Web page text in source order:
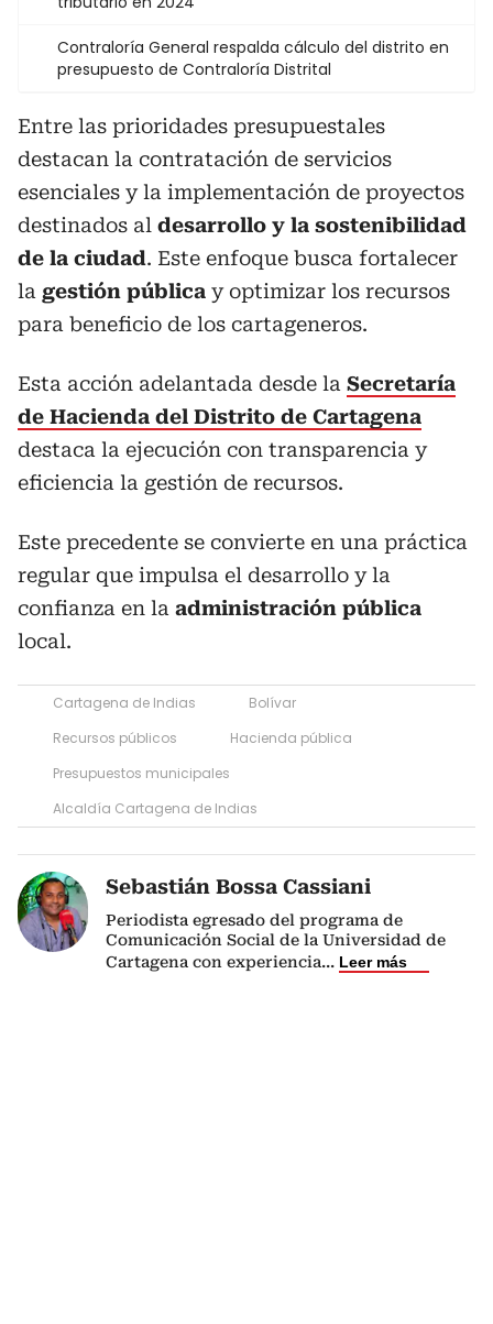
Contraloría General respalda cálculo del distrito en
presupuesto de Contraloría Distrital
Entre las prioridades presupuestales
destacan la contratación de servicios
esenciales y la implementación de proyectos
destinados al desarrollo y la sostenibilidad
de la ciudad. Este enfoque busca fortalecer
la gestión pública y optimizar los recursos
para beneficio de los cartageneros.
Esta acción adelantada desde la Secretaría
de Hacienda del Distrito de Cartagena
destaca la ejecución con transparencia y
eficiencia la gestión de recursos.
Este precedente se convierte en una práctica
regular que impulsa el desarrollo y la
confianza en la administración pública
local.
Cartagena de Indias
Bolívar
Recursos públicos
Hacienda pública
Presupuestos municipales
Alcaldía Cartagena de Indias
Sebastián Bossa Cassiani
Periodista egresado del programa de
Comunicación Social de la Universidad de
Cartagena con experiencia... Leer más